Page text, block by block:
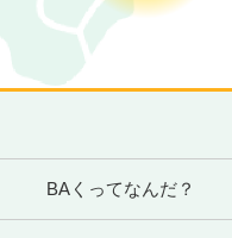
BAくってなんだ？